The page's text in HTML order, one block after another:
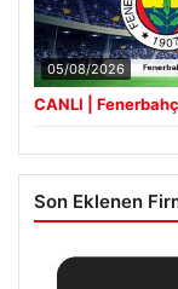
05/08/2026
CANLI |
Son Eklenen